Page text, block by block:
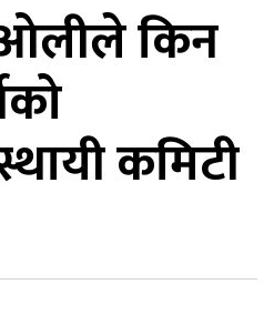
ओलीले किन
कमिटी